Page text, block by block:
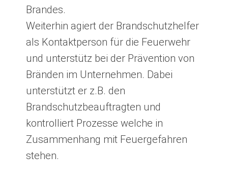
Brandes.
Weiterhin agiert der Brandschutzhelfer
als Kontaktperson für die Feuerwehr
und unterstütz bei der Prävention von
Bränden im Unternehmen. Dabei
unterstützt er z.B. den
Brandschutzbeauftragten und
kontrolliert Prozesse welche in
Zusammenhang mit Feuergefahren
stehen.